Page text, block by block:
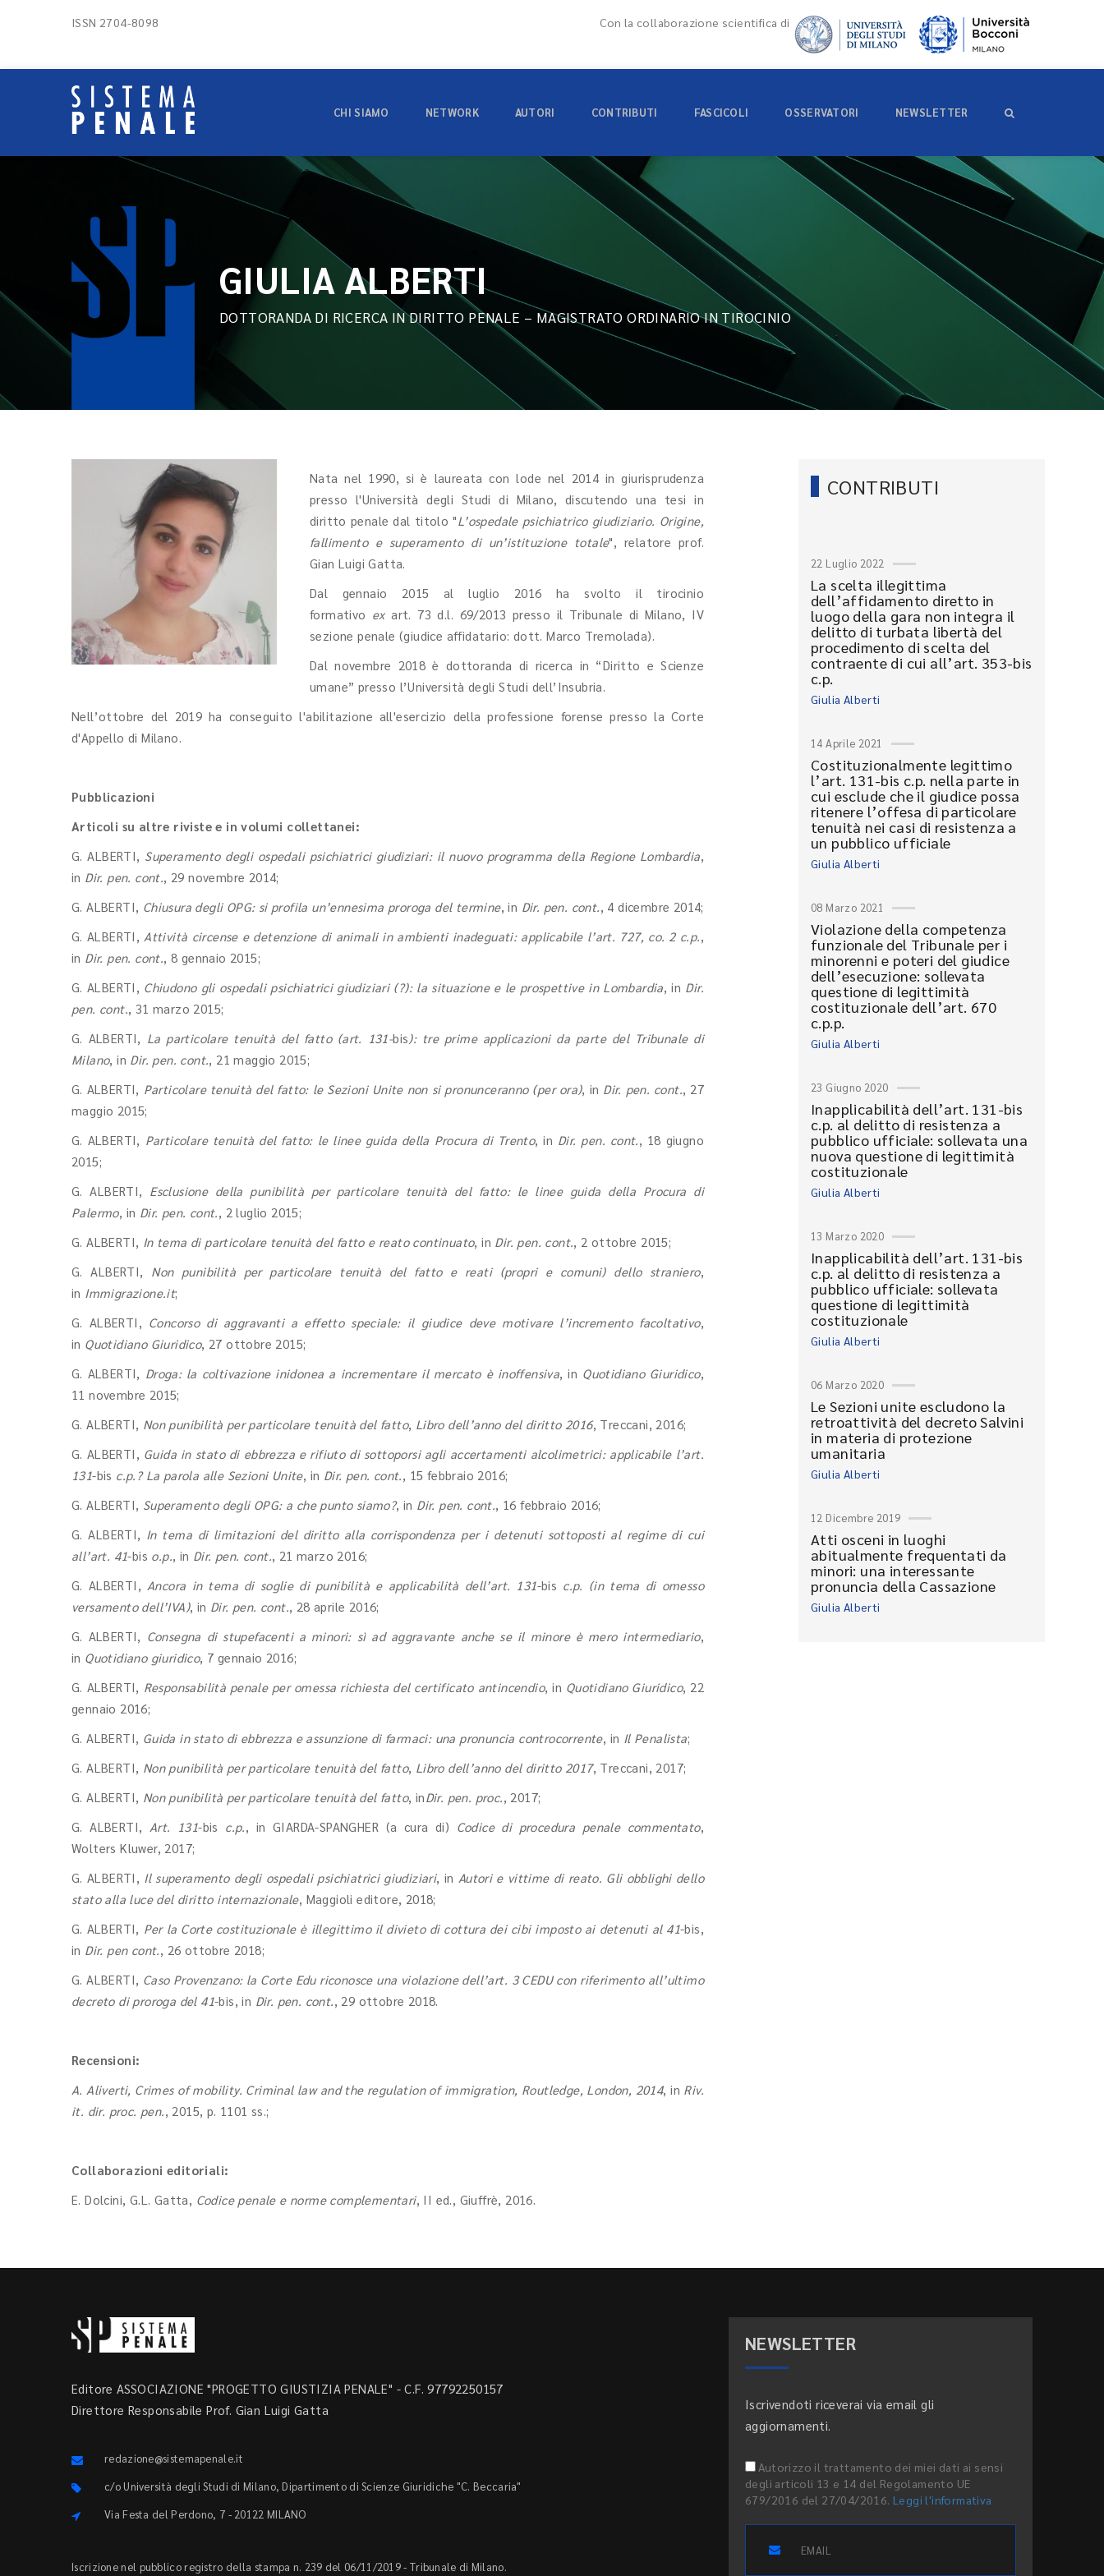
ISSN 2704-8098 Con la collaborazione scientifica di
CHI SIAMO NETWORK AUTORI CONTRIBUTI FASCICOLI OSSERVATORI NEWSLETTER
GIULIA ALBERTI
DOTTORANDA DI RICERCA IN DIRITTO PENALE – MAGISTRATO ORDINARIO IN TIROCINIO
Nata nel 1990, si è laureata con lode nel 2014 in giurisprudenza
presso l'Università degli Studi di Milano, discutendo una tesi in
diritto penale dal titolo "L’ospedale psichiatrico giudiziario. Origine,
fallimento e superamento di un’istituzione totale", relatore prof.
Gian Luigi Gatta.
Dal gennaio 2015 al luglio 2016 ha svolto il tirocinio
formativo exart. 73 d.l. 69/2013 presso il Tribunale di Milano, IV
sezione penale (giudice affidatario: dott. Marco Tremolada).
Dal novembre 2018 è dottoranda di ricerca in “Diritto e Scienze
umane” presso l’Università degli Studi dell’Insubria.
Nell’ottobre del 2019 ha conseguito l'abilitazione all'esercizio della professione forense presso la Corte
d'Appello di Milano.
Pubblicazioni
Articoli su altre riviste e in volumi collettanei:
G. ALBERTI, Superamento degli ospedali psichiatrici giudiziari: il nuovo programma della Regione Lombardia,
in Dir. pen. cont., 29 novembre 2014;
G. ALBERTI, Chiusura degli OPG: si profila un’ennesima proroga del termine, in Dir. pen. cont., 4 dicembre 2014;
G. ALBERTI, Attività circense e detenzione di animali in ambienti inadeguati: applicabile l’art. 727, co. 2 c.p.,
in Dir. pen. cont., 8 gennaio 2015;
G. ALBERTI, Chiudono gli ospedali psichiatrici giudiziari (?): la situazione e le prospettive in Lombardia, in Dir.
pen. cont., 31 marzo 2015;
G. ALBERTI, La particolare tenuità del fatto (art. 131-bis): tre prime applicazioni da parte del Tribunale di
Milano, in Dir. pen. cont., 21 maggio 2015;
G. ALBERTI, Particolare tenuità del fatto: le Sezioni Unite non si pronunceranno (per ora), in Dir. pen. cont., 27
maggio 2015;
G. ALBERTI, Particolare tenuità del fatto: le linee guida della Procura di Trento, in Dir. pen. cont., 18 giugno
2015;
G. ALBERTI, Esclusione della punibilità per particolare tenuità del fatto: le linee guida della Procura di
Palermo, in Dir. pen. cont., 2 luglio 2015;
G. ALBERTI, In tema di particolare tenuità del fatto e reato continuato, in Dir. pen. cont., 2 ottobre 2015;
G. ALBERTI, Non punibilità per particolare tenuità del fatto e reati (propri e comuni) dello straniero,
in Immigrazione.it;
G. ALBERTI, Concorso di aggravanti a effetto speciale: il giudice deve motivare l’incremento facoltativo,
in Quotidiano Giuridico, 27 ottobre 2015;
G. ALBERTI, Droga: la coltivazione inidonea a incrementare il mercato è inoffensiva, in Quotidiano Giuridico,
11 novembre 2015;
G. ALBERTI, Non punibilità per particolare tenuità del fatto, Libro dell’anno del diritto 2016, Treccani, 2016;
G. ALBERTI, Guida in stato di ebbrezza e rifiuto di sottoporsi agli accertamenti alcolimetrici: applicabile l’art.
131-bis c.p.? La parola alle Sezioni Unite, in Dir. pen. cont., 15 febbraio 2016;
G. ALBERTI, Superamento degli OPG: a che punto siamo?, in Dir. pen. cont., 16 febbraio 2016;
G. ALBERTI, In tema di limitazioni del diritto alla corrispondenza per i detenuti sottoposti al regime di cui
all’art. 41-bis o.p., in Dir. pen. cont., 21 marzo 2016;
G. ALBERTI, Ancora in tema di soglie di punibilità e applicabilità dell’art. 131-bis c.p. (in tema di omesso
versamento dell’IVA), in Dir. pen. cont., 28 aprile 2016;
G. ALBERTI, Consegna di stupefacenti a minori: sì ad aggravante anche se il minore è mero intermediario,
in Quotidiano giuridico, 7 gennaio 2016;
G. ALBERTI, Responsabilità penale per omessa richiesta del certificato antincendio, in Quotidiano Giuridico, 22
gennaio 2016;
G. ALBERTI, Guida in stato di ebbrezza e assunzione di farmaci: una pronuncia controcorrente, in Il Penalista;
G. ALBERTI, Non punibilità per particolare tenuità del fatto, Libro dell’anno del diritto 2017, Treccani, 2017;
G. ALBERTI, Non punibilità per particolare tenuità del fatto, inDir. pen. proc., 2017;
G. ALBERTI, Art. 131-bis c.p., in GIARDA-SPANGHER (a cura di) Codice di procedura penale commentato,
Wolters Kluwer, 2017;
G. ALBERTI, Il superamento degli ospedali psichiatrici giudiziari, in Autori e vittime di reato. Gli obblighi dello
stato alla luce del diritto internazionale, Maggioli editore, 2018;
G. ALBERTI, Per la Corte costituzionale è illegittimo il divieto di cottura dei cibi imposto ai detenuti al 41-bis,
in Dir. pen cont., 26 ottobre 2018;
G. ALBERTI, Caso Provenzano: la Corte Edu riconosce una violazione dell’art. 3 CEDU con riferimento all’ultimo
decreto di proroga del 41-bis, in Dir. pen. cont., 29 ottobre 2018.
Recensioni:
A. Aliverti, Crimes of mobility. Criminal law and the regulation of immigration, Routledge, London, 2014, in Riv.
it. dir. proc. pen., 2015, p. 1101 ss.;
Collaborazioni editoriali:
E. Dolcini, G.L. Gatta, Codice penale e norme complementari, II ed., Giuffrè, 2016.
CONTRIBUTI
22 Luglio 2022
La scelta illegittima
dell’affidamento diretto in
luogo della gara non integra il
delitto di turbata libertà del
procedimento di scelta del
contraente di cui all’art. 353-bis
c.p.
Giulia Alberti
14 Aprile 2021
Costituzionalmente legittimo
l’art. 131-bis c.p. nella parte in
cui esclude che il giudice possa
ritenere l’offesa di particolare
tenuità nei casi di resistenza a
un pubblico ufficiale
Giulia Alberti
08 Marzo 2021
Violazione della competenza
funzionale del Tribunale per i
minorenni e poteri del giudice
dell’esecuzione: sollevata
questione di legittimità
costituzionale dell’art. 670
c.p.p.
Giulia Alberti
23 Giugno 2020
Inapplicabilità dell’art. 131-bis
c.p. al delitto di resistenza a
pubblico ufficiale: sollevata una
nuova questione di legittimità
costituzionale
Giulia Alberti
13 Marzo 2020
Inapplicabilità dell’art. 131-bis
c.p. al delitto di resistenza a
pubblico ufficiale: sollevata
questione di legittimità
costituzionale
Giulia Alberti
06 Marzo 2020
Le Sezioni unite escludono la
retroattività del decreto Salvini
in materia di protezione
umanitaria
Giulia Alberti
12 Dicembre 2019
Atti osceni in luoghi
abitualmente frequentati da
minori: una interessante
pronuncia della Cassazione
Giulia Alberti
Editore ASSOCIAZIONE "PROGETTO GIUSTIZIA PENALE" - C.F. 97792250157
Direttore Responsabile Prof. Gian Luigi Gatta
redazione@sistemapenale.it
c/o Università degli Studi di Milano, Dipartimento di Scienze Giuridiche "C. Beccaria"
Via Festa del Perdono, 7 - 20122 MILANO
Iscrizione nel pubblico registro della stampa n. 239 del 06/11/2019 - Tribunale di Milano.
NEWSLETTER
Iscrivendoti riceverai via email gli
aggiornamenti.
Autorizzo il trattamento dei miei dati ai sensi
degli articoli 13 e 14 del Regolamento UE
679/2016 del 27/04/2016. Leggi l'informativa